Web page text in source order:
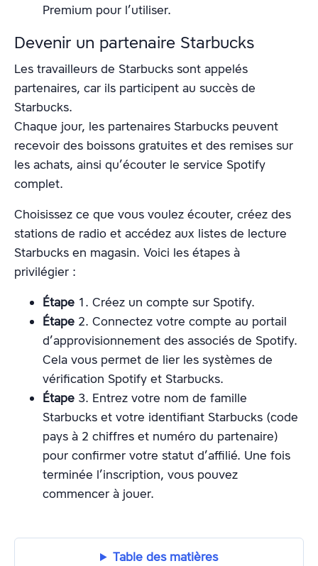
Premium pour l’utiliser.
Devenir un partenaire Starbucks
Les travailleurs de Starbucks sont appelés
partenaires, car ils participent au succès de
Starbucks.
Chaque jour, les partenaires Starbucks peuvent
recevoir des boissons gratuites et des remises sur
les achats, ainsi qu’écouter le service Spotify
complet.
Choisissez ce que vous voulez écouter, créez des
stations de radio et accédez aux listes de lecture
Starbucks en magasin. Voici les étapes à
privilégier :
Étape 1. Créez un compte sur Spotify.
Étape 2. Connectez votre compte au portail
d’approvisionnement des associés de Spotify.
Cela vous permet de lier les systèmes de
vérification Spotify et Starbucks.
Étape 3. Entrez votre nom de famille
Starbucks et votre identifiant Starbucks (code
pays à 2 chiffres et numéro du partenaire)
pour confirmer votre statut d’affilié. Une fois
terminée l’inscription, vous pouvez
commencer à jouer.
Table des matières